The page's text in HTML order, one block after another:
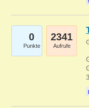
0
Punkte
2341
Aufrufe